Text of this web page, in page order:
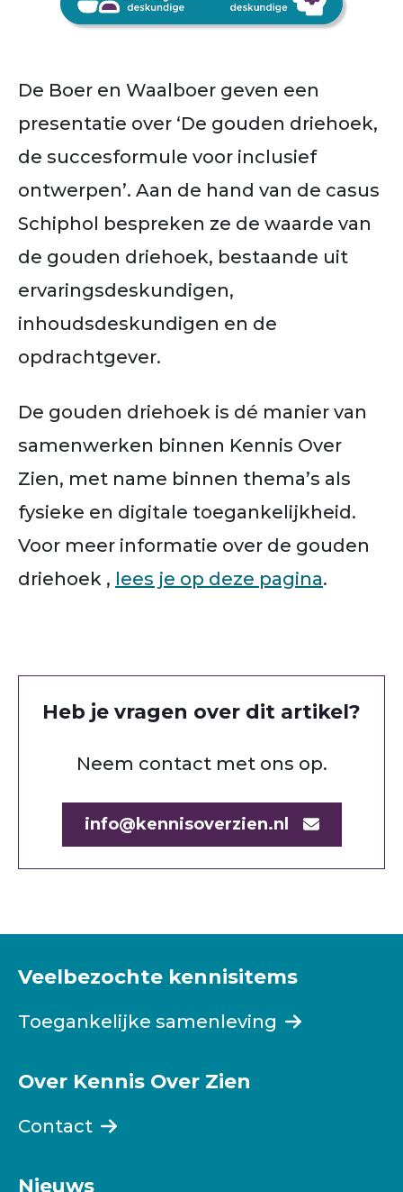
De Boer en Waalboer geven een
presentatie over ‘De gouden driehoek,
de succesformule voor inclusief
ontwerpen’. Aan de hand van de casus
Schiphol bespreken ze de waarde van
de gouden driehoek, bestaande uit
ervaringsdeskundigen,
inhoudsdeskundigen en de
opdrachtgever.
De gouden driehoek is dé manier van
samenwerken binnen Kennis Over
Zien, met name binnen thema’s als
fysieke en digitale toegankelijkheid.
Voor meer informatie over de gouden
driehoek , lees je op deze pagina.
Heb je vragen over dit artikel?
Neem contact met ons op.
info@kennisoverzien.nl
Veelbezochte kennisitems
Toegankelijke samenleving
Over Kennis Over Zien
Contact
Nieuws